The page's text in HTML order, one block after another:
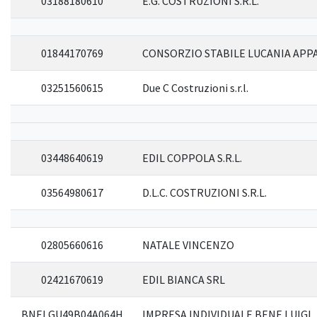
01844170769 CONSORZIO STABILE LUCANIA
03251560615 Due C Costruzioni s.r.l.
03448640619 EDIL COPPOLA S.R.L.
03564980617 D.L.C. COSTRUZIONI S.R.L.
02805660616 NATALE VINCENZO
02421670619 EDIL BIANCA SRL